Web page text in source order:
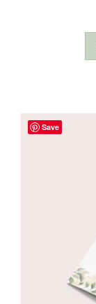
Save